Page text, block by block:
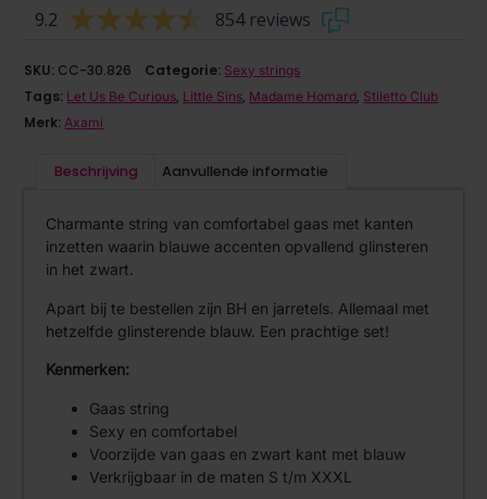
9.2 854 reviews
SKU: CC-30.826 Categorie: Sexy strings
Tags: Let Us Be Curious, Little Sins, Madame Homard, Stiletto Club
Merk:Axami
Beschrijving Aanvullende informatie
Charmante string van comfortabel gaas met kanten
inzetten waarin blauwe accenten opvallend glinsteren
in het zwart.
Apart bij te bestellen zijn BH en jarretels. Allemaal met
hetzelfde glinsterende blauw. Een prachtige set!
Kenmerken:
Gaas string
Sexy en comfortabel
Voorzijde van gaas en zwart kant met blauw
Verkrijgbaar in de maten S t/m XXXL